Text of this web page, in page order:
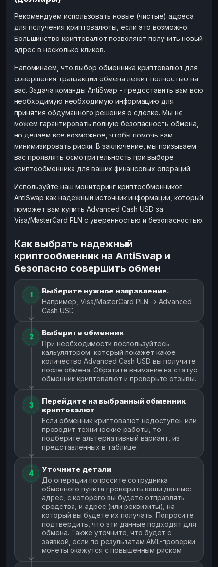
Рекомендуем использовать новые (чистые) адреса
для получения криптовалюты, если это возможно.
Большинство криптовалют позволяют получить новый
адрес в несколько кликов.
Напоминаем, что выбор обменника криптовалют для
совершения транзакции обмена лежит полностью на
вас. Задача команды AntiSwap - предоставить вам всю
необходимую необходимую информацию для
принятия обдуманного решения о сделке. Мы не
можем гарантировать полную безопасность обмена,
но делаем все возможное, чтобы помочь вам
минимизировать риски. В заключение, мы призываем
вас проявлять осмотрительность при выборе
криптообменника для ваших финансовых операций.
Используйте наш мониторинг криптообменников
AntiSwap как надежный источник информации, который
поможет вам купить Advanced Cash USD за
Visa/MasterCard PLN с уверенностью и безопасностью.
Как выбрать надежный
криптообменник на AntiSwap и
безопасно совершить обмен
1 Выберите нужное направление.
Например, Visa/MasterCard PLN → Advanced
Cash USD.
2 Выберите обменник
При необходимости воспользуйтесь
кальулятором, который покажет какое
количество Advanced Cash USD вы получите
после обмена. Обратите внимание на статус
обменник криптовалют и проверьте отзывы.
3
Перейдите на выбранный обменник
криптовалют
Если обменник криптовалют недоступен или
проводит технические работы, то
подберите альтернативный вариант, из
представленных в таблице.
4 Уточните детали
До операции попросите сотрудника
обменного пункта проверить ваши данные:
адрес, с которого вы будете отправлять
средства, и адрес (или реквизиты), на
который вы будете их получать. Попросите
подтвердить, что эти данные подходят для
обмена. Также уточните, что будет с
заявкой, если по результатам AML-проверки
монеты окажутся с повышенным риском.